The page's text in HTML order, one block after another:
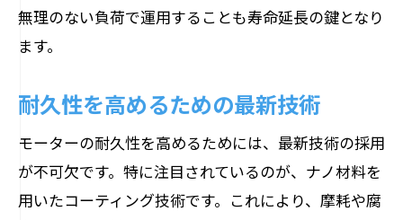
無理のない負荷で運用することも寿命延長の鍵となり
ます。
耐久性を高めるための最新技術
モーターの耐久性を高めるためには、最新技術の採用
が不可欠です。特に注目されているのが、ナノ材料を
用いたコーティング技術です。これにより、摩耗や腐